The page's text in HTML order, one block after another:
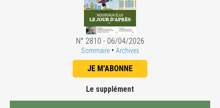
N° 2810 - 06/04/2026
Sommaire • Archives
JE M'ABONNE
Le supplément